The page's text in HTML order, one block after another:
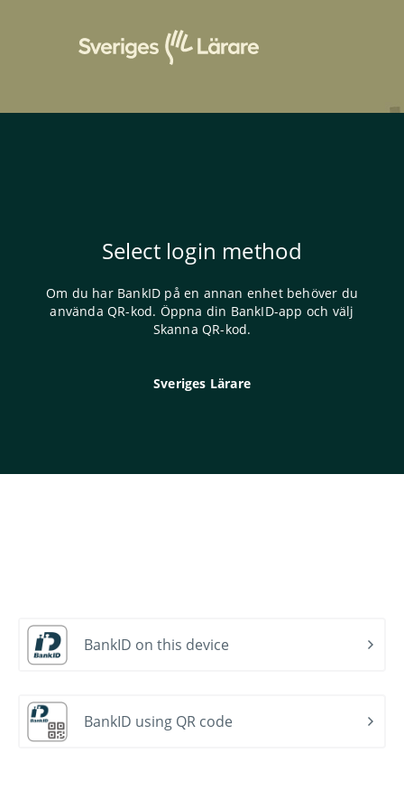
Select login method
Om du har BankID på en annan enhet behöver du
använda QR-kod. Öppna din BankID-app och välj
Skanna QR-kod.
Sveriges Lärare
BankID on this device
BankID using QR code